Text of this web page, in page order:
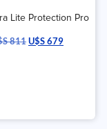
Lite Protection Pro
811U$S679